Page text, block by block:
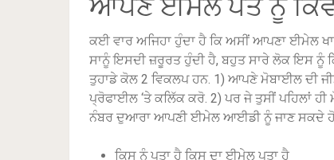
ਆਪਣੇ ਈਮੇਲ ਪਤੇ ਨੂੰ ਕਿਵੇਂ
ਕਈ ਵਾਰ ਅਜਿਹਾ ਹੁੰਦਾ ਹੈ ਕਿ ਅਸੀਂ ਆਪਣਾ ਈਮੇਲ
ਸਾਨੂੰ ਇਸਦੀ ਜ਼ਰੂਰਤ ਹੁੰਦੀ ਹੈ, ਬਹੁਤ ਸਾਰੇ ਲੋਕ ਇਸ ਨੂੰ
ਤੁਹਾਡੇ ਕੋਲ 2 ਵਿਕਲਪ ਹਨ. 1) ਆਪਣੇ ਮੋਬਾਈਲ ਦੀ
ਪ੍ਰੋਫਾਈਲ ‘ਤੇ ਕਲਿੱਕ ਕਰੋ. 2) ਪਰ ਜੇ ਤੁਸੀਂ ਪਹਿਲਾਂ
ਨੰਬਰ ਦੁਆਰਾ ਆਪਣੀ ਈਮੇਲ ਆਈਡੀ ਨੂੰ ਜਾਣ ਸਕਦੇ
ਕਿਸ ਨੂੰ ਪਤਾ ਹੈ ਕਿਸ ਦਾ ਈਮੇਲ ਪਤਾ ਹੈ